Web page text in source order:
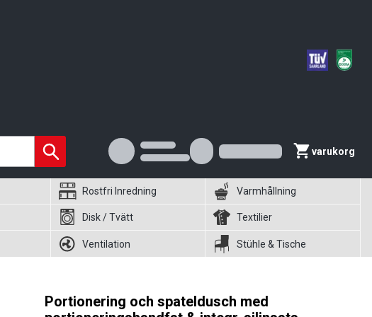
varukorg
Rostfri Inredning Varmhållning
Disk / Tvätt Textilier
Ventilation Stühle & Tische
Portionering och spateldusch med